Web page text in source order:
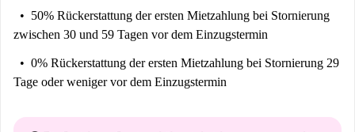
50% Rückerstattung der ersten Mietzahlung bei Stornierung
zwischen 30 und 59 Tagen vor dem Einzugstermin
0% Rückerstattung der ersten Mietzahlung bei Stornierung 29
Tage oder weniger vor dem Einzugstermin